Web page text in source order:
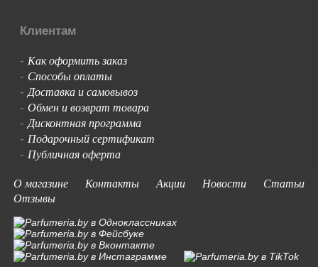
Клиентам
- Как оформить заказ
- Способы оплаты
-Доставка и самовывоз
- Обмен и возврат товара
-Дисконтная программа
- Подарочный сертификат
- Публичная оферта
О магазине
Контакты Акции Новости
Статьи
Отзывы